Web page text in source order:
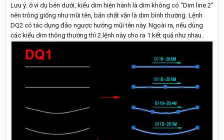
Lưu ý: ở ví dụ bên dưới, kiểu dim hiện hành là dim không có "Dim line 2"
nên trông giống như mũi tên, bản chất vẫn là dim bình thường. Lệnh
DQ2 có tác dụng đảo ngược hướng mũi tên này. Ngoài ra, nếu dùng
các kiểu dim thông thường thì 2 lệnh này cho ra 1 kết quả như nhau.